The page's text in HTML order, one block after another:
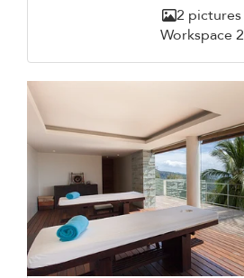
2 pictures
Workspace 2